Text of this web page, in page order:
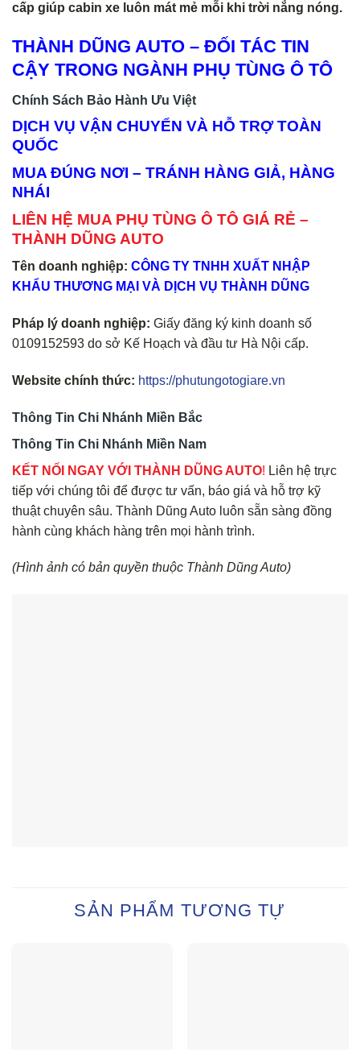
cấp giúp cabin xe luôn mát mẻ mỗi khi trời nắng nóng.
THÀNH DŨNG AUTO – ĐỐI TÁC TIN
CẬY TRONG NGÀNH PHỤ TÙNG Ô TÔ
Chính Sách Bảo Hành Ưu Việt
DỊCH VỤ VẬN CHUYỂN VÀ HỖ TRỢ TOÀN
QUỐC
MUA ĐÚNG NƠI – TRÁNH HÀNG GIẢ, HÀNG
NHÁI
LIÊN HỆ MUA PHỤ TÙNG Ô TÔ GIÁ RẺ –
THÀNH DŨNG AUTO
Tên doanh nghiệp: CÔNG TY TNHH XUẤT NHẬP
KHẨU THƯƠNG MẠI VÀ DỊCH VỤ THÀNH DŨNG
Pháp lý doanh nghiệp: Giấy đăng ký kinh doanh số
0109152593 do sở Kế Hoạch và đầu tư Hà Nội cấp.
Website chính thức: https://phutungotogiare.vn
Thông Tin Chi Nhánh Miền Bắc
Thông Tin Chi Nhánh Miền Nam
KẾT NỐI NGAY VỚI THÀNH DŨNG AUTO! Liên hệ trực
tiếp với chúng tôi để được tư vấn, báo giá và hỗ trợ kỹ
thuật chuyên sâu. Thành Dũng Auto luôn sẵn sàng đồng
hành cùng khách hàng trên mọi hành trình.
(Hình ảnh có bản quyền thuộc Thành Dũng Auto)
SẢN PHẨM TƯƠNG TỰ